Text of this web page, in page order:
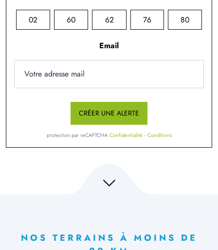
02 60 62 76 80
Email
CRÉER UNE ALERTE
protection par reCAPTCHA Confidentialité - Conditions
NOS TERRAINS À MOINS DE